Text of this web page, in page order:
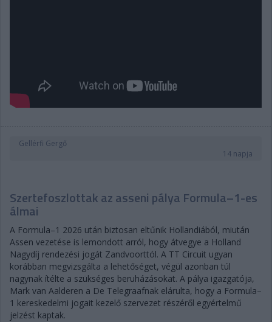
Gellérfi Gergő
14 napja
Szertefoszlottak az asseni pálya Formula–1-es
álmai
A Formula–1 2026 után biztosan eltűnik Hollandiából, miután
Assen vezetése is lemondott arról, hogy átvegye a Holland
Nagydíj rendezési jogát Zandvoorttól. A TT Circuit ugyan
korábban megvizsgálta a lehetőséget, végül azonban túl
nagynak ítélte a szükséges beruházásokat. A pálya igazgatója,
Mark van Aalderen a De Telegraafnak elárulta, hogy a Formula–
1 kereskedelmi jogait kezelő szervezet részéről egyértelmű
jelzést kaptak.